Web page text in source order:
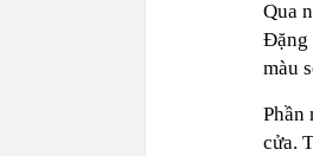
Qua
Đặng
màu
Phần
cửa.